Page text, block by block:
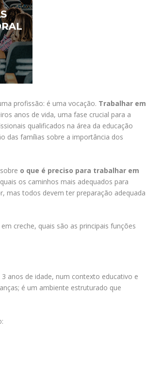
profissão: é uma vocação. Trabalhar em
anos de vida, uma fase crucial para a
qualificados na área da educação
das famílias sobre a importância dos
o que é preciso para trabalhar em
os caminhos mais adequados para
mas todos devem ter preparação adequada
creche, quais são as principais funções
anos de idade, num contexto educativo e
é um ambiente estruturado que